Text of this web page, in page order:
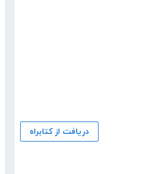
دریافت از کتابراه